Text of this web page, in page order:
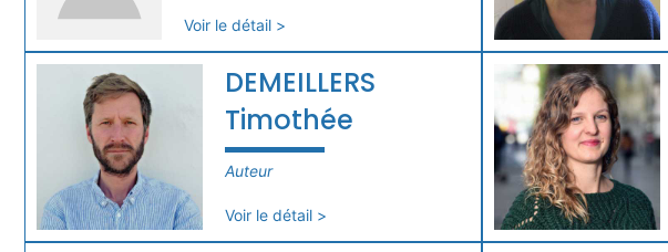
Voir le détail >
DEMEILLERS
Timothée
Auteur
Voir le détail >